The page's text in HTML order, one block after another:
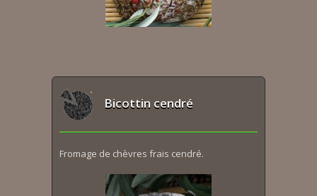
Bicottin cendré
Fromage de chèvres frais cendré.